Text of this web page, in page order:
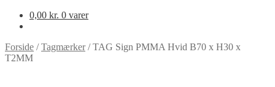
0,00 kr. 0 varer
Forside /Tagmærker/TAG Sign PMMA Hvid B70 x H30 x
T2MM